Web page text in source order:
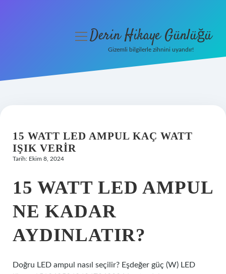
Hakkımızda
menüyüDerin Hikaye Günlüğü
Gizemli bilgilerle zihnini uyandır!
15 WATT LED AMPUL KAÇ WATT
IŞIK VERIR
Tarih: Ekim 8, 2024
15 WATT LED AMPUL
NE KADAR
AYDINLATIR?
Doğru LED ampul nasıl seçilir? Eşdeğer güç (W) LED